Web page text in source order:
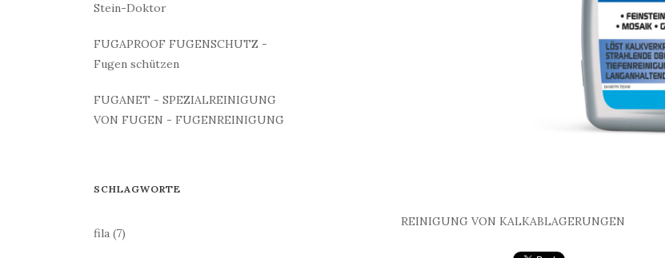
REINIGUNG VON KALKABLAGERUNGEN
Stein-Doktor
FUGAPROOF FUGENSCHUTZ -
Fugen schützen
FUGANET - SPEZIALREINIGUNG
VON FUGEN - FUGENREINIGUNG
SCHLAGWORTE
fila (7)